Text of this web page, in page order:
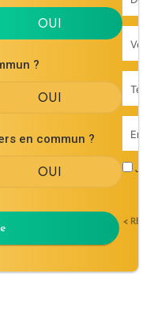
?
en commun ?
<